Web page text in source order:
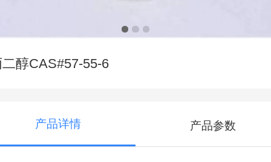
醇CAS#57-55-6
产品详情 产品参数